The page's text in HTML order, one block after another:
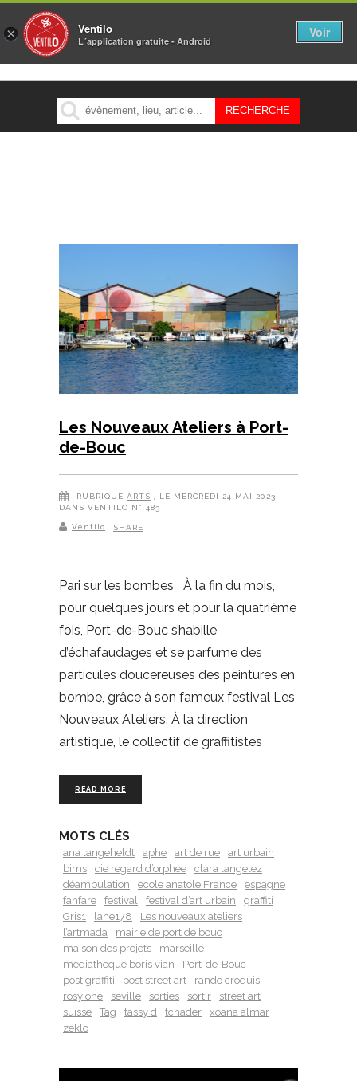
MENU
Les Nouveaux Ateliers à Port-
de-Bouc
RUBRIQUE ARTS , LE MERCREDI 24 MAI 2023
DANS VENTILO N° 483
Ventilo SHARE
Pari sur les bombes À la fin du mois,
pour quelques jours et pour la quatrième
fois, Port-de-Bouc s’habille
d’échafaudages et se parfume des
particules doucereuses des peintures en
bombe, grâce à son fameux festival Les
Nouveaux Ateliers. À la direction
artistique, le collectif de graffitistes
READ MORE
MOTS CLÉS
ana langeheldt aphe art de rue
art urbain
bims
cie regard d’orphee
clara langelez
déambulation
ecole anatole France
espagne
fanfare
festival festival d’art urbain
graffiti
Gris1
lahe178
Les nouveaux ateliers
l’artmada
mairie de port de bouc
maison des projets
marseille
mediatheque boris vian
Port-de-Bouc
post graffiti
post street art
rando croquis
rosy one
seville sorties sortir
street art
suisse
Tag tassy d tchader
xoana almar
zeklo
× Ventilo
L´application gratuite - Android
Voir